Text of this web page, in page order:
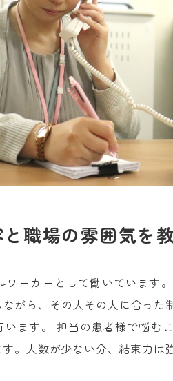
職場の雰囲気を
ーカーとして働いています
がら、その人その人に合った
います。 担当の患者様で悩む
。人数が少ない分、結束力は